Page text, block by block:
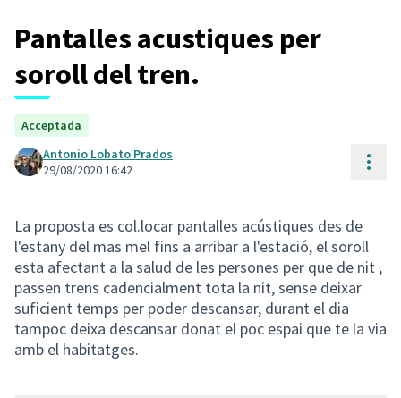
Pantalles acustiques per
soroll del tren.
Acceptada
Antonio Lobato Prados
29/08/2020 16:42
La proposta es col.locar pantalles acústiques des de
l'estany del mas mel fins a arribar a l'estació, el soroll
esta afectant a la salud de les persones per que de nit ,
passen trens cadencialment tota la nit, sense deixar
suficient temps per poder descansar, durant el dia
tampoc deixa descansar donat el poc espai que te la via
amb el habitatges.